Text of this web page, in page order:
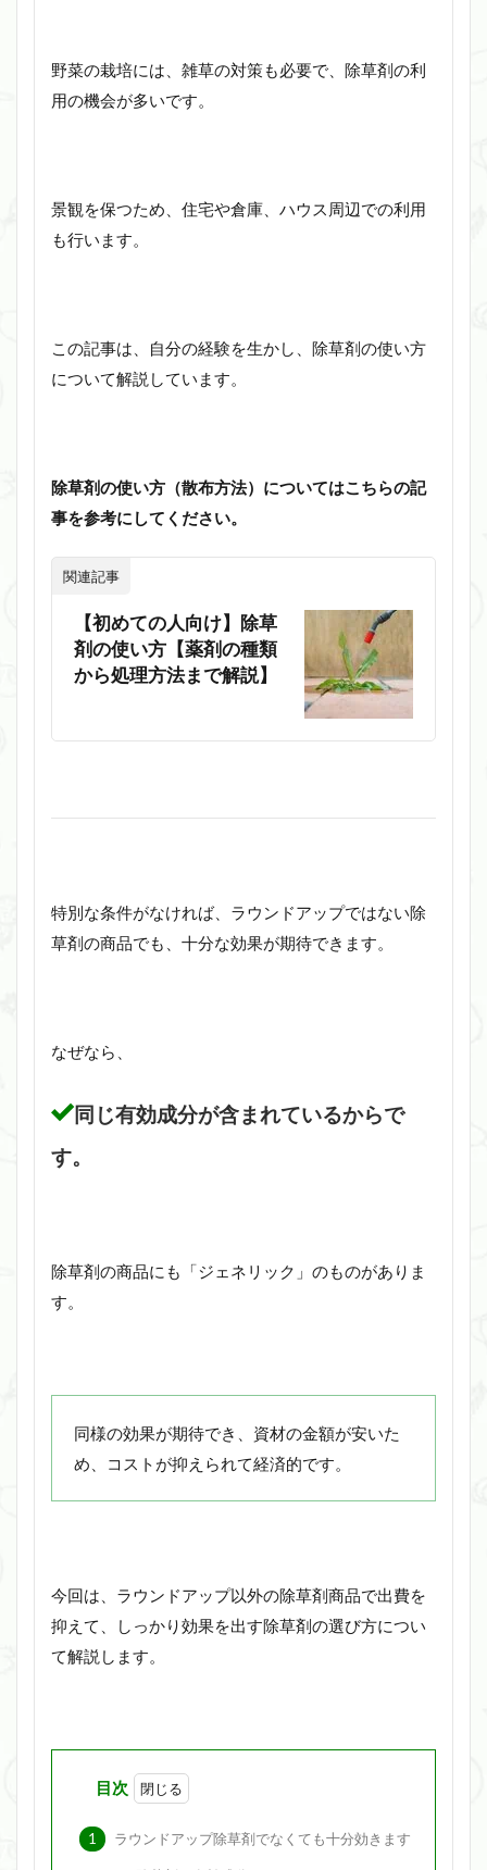
野菜の栽培には、雑草の対策も必要で、除草剤の利
用の機会が多いです。
景観を保つため、住宅や倉庫、ハウス周辺での利用
も行います。
この記事は、自分の経験を生かし、除草剤の使い方
について解説しています。
除草剤の使い方（散布方法）についてはこちらの記
事を参考にしてください。
関連記事
【初めての人向け】除草
剤の使い方【薬剤の種類
から処理方法まで解説】
特別な条件がなければ、ラウンドアップではない除
草剤の商品でも、十分な効果が期待できます。
なぜなら、
同じ有効成分が含まれているからで
す。
除草剤の商品にも「ジェネリック」のものがありま
す。
同様の効果が期待でき、資材の金額が安いた
め、コストが抑えられて経済的です。
今回は、ラウンドアップ以外の除草剤商品で出費を
抑えて、しっかり効果を出す除草剤の選び方につい
て解説します。
目次
1 ラウンドアップ除草剤でなくても十分効きます